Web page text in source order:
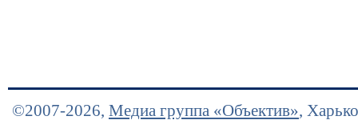
©2007-2026, Медиа группа «Объектив»,